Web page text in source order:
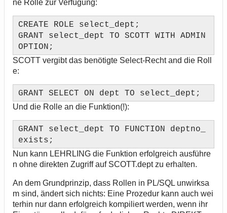
ne Rolle zur Verfügung:
CREATE ROLE select_dept;
GRANT select_dept TO SCOTT WITH ADMIN
OPTION;
SCOTT vergibt das benötigte Select-Recht and die Roll
e:
GRANT SELECT ON dept TO select_dept;
Und die Rolle an die Funktion(!):
GRANT select_dept TO FUNCTION deptno_
exists;
Nun kann LEHRLING die Funktion erfolgreich ausführe
n ohne direkten Zugriff auf SCOTT.dept zu erhalten.
An dem Grundprinzip, dass Rollen in PL/SQL unwirksa
m sind, ändert sich nichts: Eine Prozedur kann auch wei
terhin nur dann erfolgreich kompiliert werden, wenn ihr